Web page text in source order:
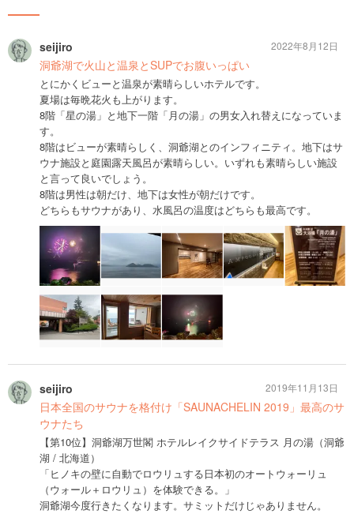
seijiro
洞爺湖で火山と温泉とSUPでお腹いっぱい
とにかくビューと温泉が素晴らしいホテルです。
夏場は毎晩花火も上がります。
8階「星の湯」と地下一階「月の湯」の男女入れ替えになっていま
す。
8階はビューが素晴らしく、洞爺湖とのインフィニティ。地下はサ
ウナ施設と庭園露天風呂が素晴らしい。いずれも素晴らしい施設
と言って良いでしょう。
8階は男性は朝だけ、地下は女性が朝だけです。
どちらもサウナがあり、水風呂の温度はどちらも最高です。
2022年8月12日
seijiro
日本全国のサウナを格付け「SAUNACHELIN 2019」最高のサ
ウナたち
【第10位】洞爺湖万世閣 ホテルレイクサイドテラス 月の湯（洞爺
湖 / 北海道）
「ヒノキの壁に自動でロウリュする日本初のオートウォーリュ
（ウォール＋ロウリュ）を体験できる。」
洞爺湖今度行きたくなります。サミットだけじゃありません。
2019年11月13日